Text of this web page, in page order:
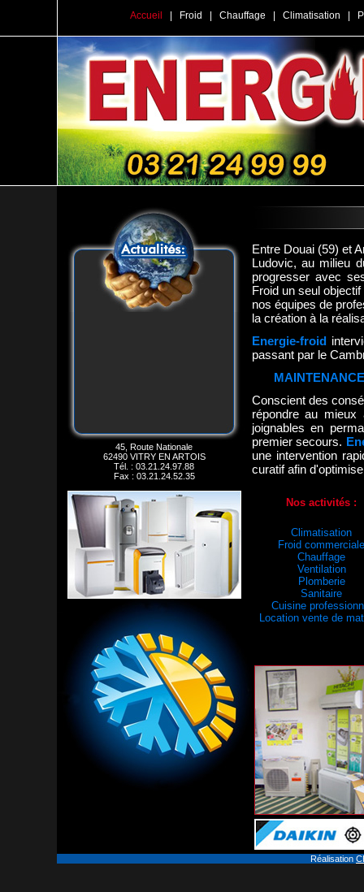
Accueil Froid Chauffage Climatisation
45, Route Nationale
62490 VITRY EN ARTOIS
Tél. : 03.21.24.97.88
Fax : 03.21.24.52.35
Entre Douai (59) et
Ludovic, au milieu
progresser avec
Froid un seul
nos équipes de
la création à la
Energie-froid
passant par le
Conscient des
répondre au
joignables en
premier secours.
une intervention
curatif afin
Nos activités :
Climatisation
Froid commerciale
Chauffage
Ventilation
Plomberie
Sanitaire
Cuisine
Location vente de
Réalisation